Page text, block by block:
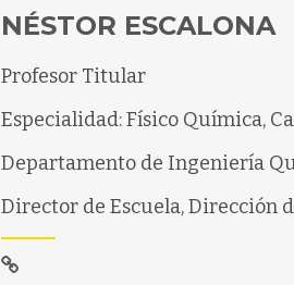
NÉSTOR ESCALONA
Profesor Titular
Especialidad: Físico Química,
Departamento de Ingeniería
Director de Escuela, Dirección